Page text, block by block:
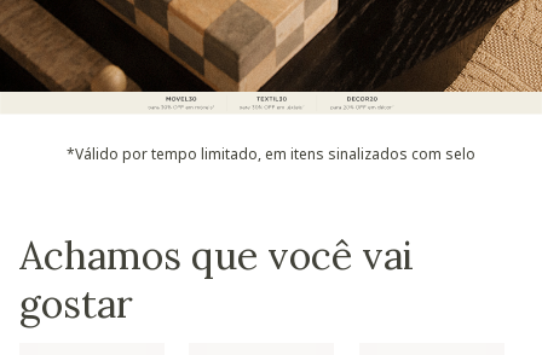
*Válido por tempo limitado, em itens sinalizados com selo
Achamos que você vai
gostar